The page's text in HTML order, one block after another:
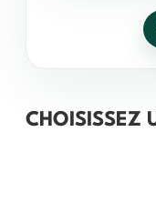
CHOISISSEZ